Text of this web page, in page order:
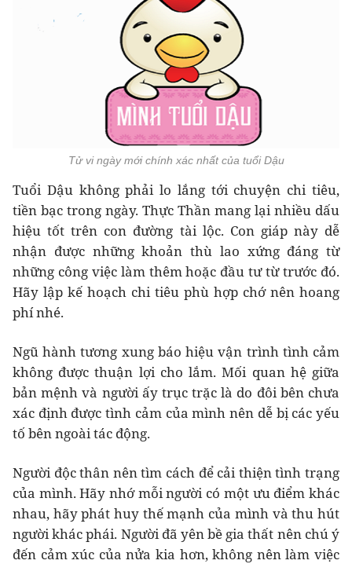
Tử vi ngày mới chính xác nhất của tuổi Dậu
Tuổi Dậu không phải lo lắng tới chuyện chi tiêu,
tiền bạc trong ngày. Thực Thần mang lại nhiều dấu
hiệu tốt trên con đường tài lộc. Con giáp này dễ
nhận được những khoản thù lao xứng đáng từ
những công việc làm thêm hoặc đầu tư từ trước đó.
Hãy lập kế hoạch chi tiêu phù hợp chớ nên hoang
phí nhé.
Ngũ hành tương xung báo hiệu vận trình tình cảm
không được thuận lợi cho lắm. Mối quan hệ giữa
bản mệnh và người ấy trục trặc là do đôi bên chưa
xác định được tình cảm của mình nên dễ bị các yếu
tố bên ngoài tác động.
Người độc thân nên tìm cách để cải thiện tình trạng
của mình. Hãy nhớ mỗi người có một ưu điểm khác
nhau, hãy phát huy thế mạnh của mình và thu hút
người khác phái. Người đã yên bề gia thất nên chú ý
đến cảm xúc của nửa kia hơn, không nên làm việc